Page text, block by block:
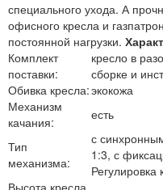
специального ухода. А
офисного кресла и
постоянной нагрузки.
Комплект
поставки:
кресло в
сборке и
Обивка кресла:экокожа
Механизм
качания:
есть
Тип
механизма:
с
1:3, с
Регулировка